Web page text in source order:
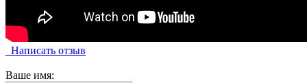
Написать отзыв
Ваше имя: